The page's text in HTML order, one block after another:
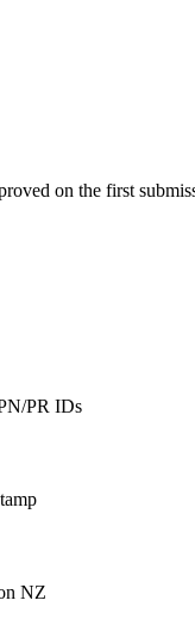
on the first
PR IDs
NZ